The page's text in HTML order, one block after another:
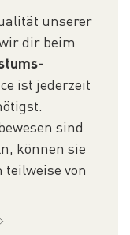
unserer
dir beim
ist jederzeit
sind
können sie
von